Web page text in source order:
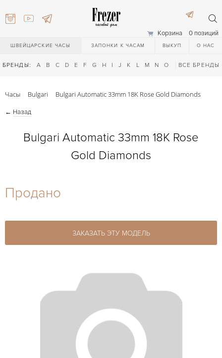
Корзина 0 позиций
ШВЕЙЦАРСКИЕ ЧАСЫ ЗАПОНКИ К ЧАСАМ ВЫКУП О НАС
БРЕНДЫ: A B C D E F G H I J K L M N O Q R S T
ВСЕ БРЕНДЫ
27-44
Часы Bulgari Bulgari Automatic 33mm 18K Rose Gold Diamonds
← Назад
Bulgari Automatic 33mm 18K Rose
Gold Diamonds
Продано
ЗАКАЗАТЬ ЭТУ МОДЕЛЬ